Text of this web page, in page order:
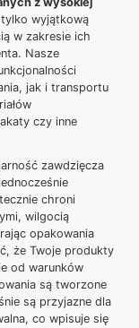
wyjątkową
w zakresie ich
Nasze
jak i transportu
czy inne
zawdzięcza
chroni
wilgocią
opakowania
że Twoje produkty
od warunków
są tworzone
są przyjazne dla
co wpisuje się